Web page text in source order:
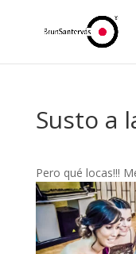
Susto a
Pero qué locas!!!